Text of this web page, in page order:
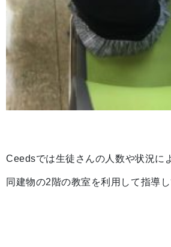
Ceedsでは生徒さんの人数や状況に
同建物の2階の教室を利用して指導し